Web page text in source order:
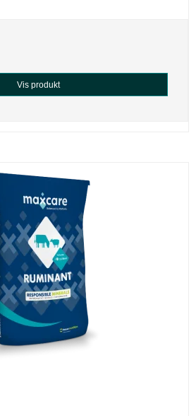
Vis produkt